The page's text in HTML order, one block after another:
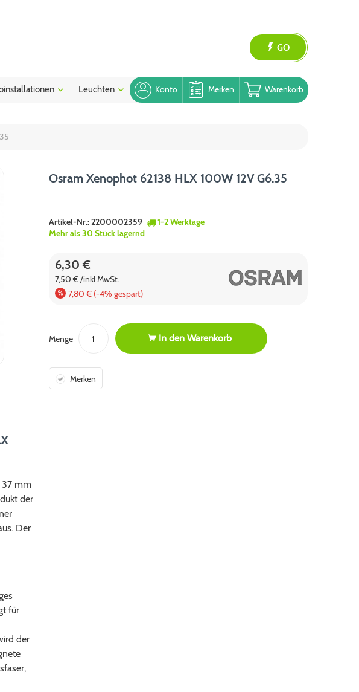
GO
Konto Merken Warenkorb
Leuchten Blog
Osram Xenophot 62138 HLX 100W 12V G6.35
Artikel-Nr.:2200002359
1-2 Werktage
Mehr als 30 Stück lagernd
6,30 €
7,50 € /inkl MwSt.
7,80 €(-4% gespart)
Menge In den Warenkorb
Merken
37 mm
der
Der
für
der